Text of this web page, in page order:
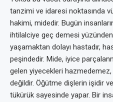
tanzimi ve idaresi noktasında
hakimi, midedir. Bugün
ihtilalciye geç demesi
yaşamaktan dolayı hastadır,
peşindedir. Mide, iyice
gelen yiyecekleri
değildir. Öğütme dişlerin işidir
tükürük sayesinde yapar. Bir